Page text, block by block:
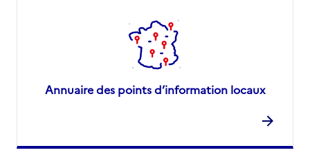
Annuaire des points d’information locaux